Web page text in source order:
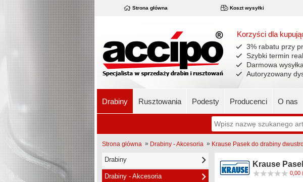
Strona główna Koszt wysyłki
Korzyści dla
3% rabatu przy
Szybki termin
Darmowa
Autoryzowany
Drabiny Rusztowania Podesty Producenci O nas
Strona główna » Drabiny - Akcesoria » Krause Pasek do drabiny
Drabiny
Drabiny - Akcesoria
Krause
0,00